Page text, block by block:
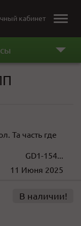
Toggle
кабинет
Та часть где
GD1-154...
11 Июня 2025
В наличии!